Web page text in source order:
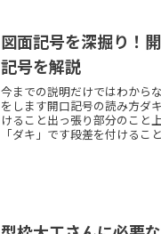
図面記号を深掘り！
記号を解説
今までの説明だけではわから
をします開口記号の読み方ダ
けること出っ張り部分のこと
「ダキ」です段差を付けるこ